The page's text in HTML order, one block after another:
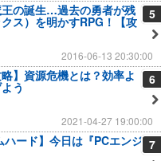
5
王の誕生…過去の勇者が残
ス）を明かすRPG！【攻
2016-06-13 20:30:00
6
】資源危機とは？効率よ
う
2021-04-27 19:00:00
7
ハード】今日は『PCエンジ